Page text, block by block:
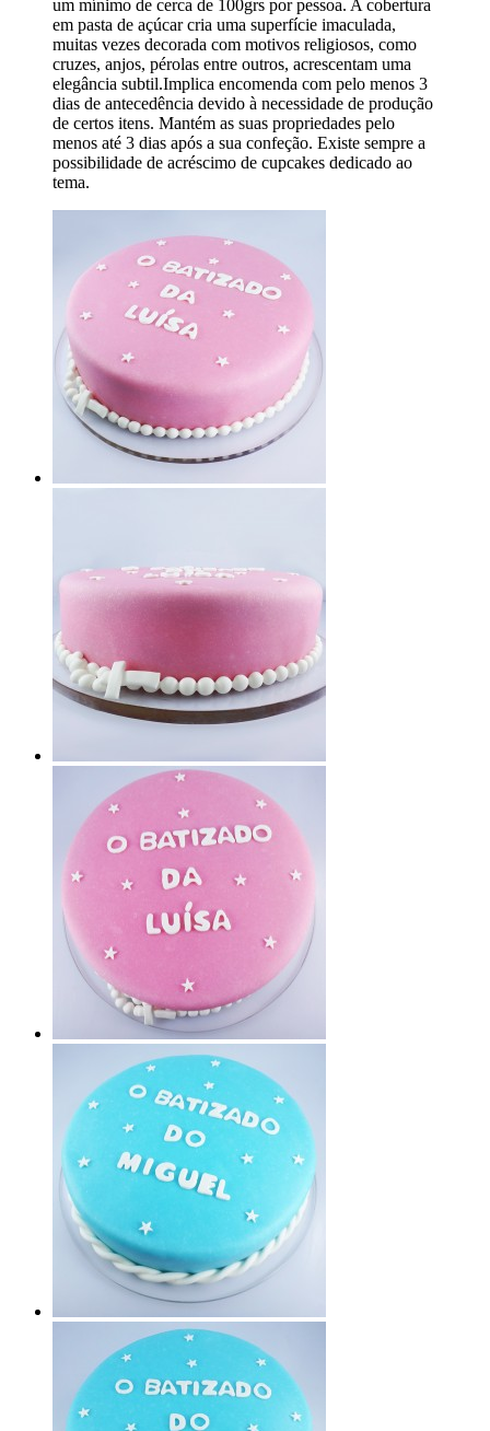
um mínimo de cerca de 100grs por pessoa. A cobertura
em pasta de açúcar cria uma superfície imaculada,
muitas vezes decorada com motivos religiosos, como
cruzes, anjos, pérolas entre outros, acrescentam uma
elegância subtil.Implica encomenda com pelo menos 3
dias de antecedência devido à necessidade de produção
de certos itens. Mantém as suas propriedades pelo
menos até 3 dias após a sua confeção. Existe sempre a
possibilidade de acréscimo de cupcakes dedicado ao
tema.